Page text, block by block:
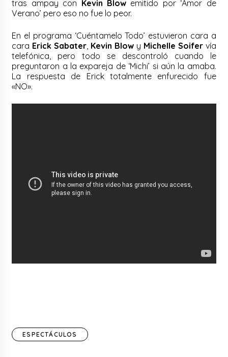
tras ampay con Kevin Blow emitido por ‘Amor de
Verano’ pero eso no fue lo peor.
En el programa ‘Cuéntamelo Todo’ estuvieron cara a
cara Erick Sabater Kevin Blow y Michelle Soifervía
telefónica, pero todo se descontroló cuando le
preguntaron a la expareja de ‘Michi’ si aún la amaba.
La respuesta de Erick totalmente enfurecido fue
«NO».
ESPECTÁCULOS